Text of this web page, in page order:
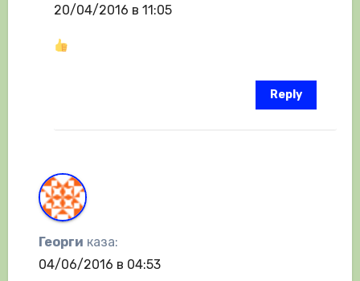
20/04/2016 в 11:05
Reply
Георги каза:
04/06/2016 в 04:53